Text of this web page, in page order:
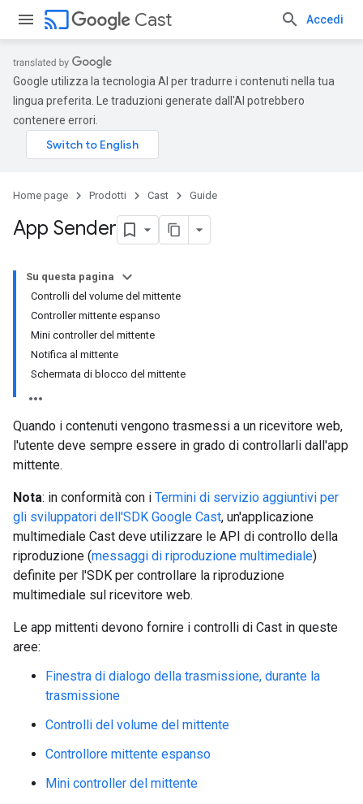
cast Cast Accedi
Google utilizza la tecnologia AI per tradurre i contenuti nella tua
lingua preferita. Le traduzioni generate dall'AI potrebbero
contenere errori.
Home page Prodotti Cast Guide
App Sender
Su questa pagina
Controlli del volume del mittente
Controller mittente espanso
Mini controller del mittente
Notifica al mittente
Schermata di blocco del mittente
Quando i contenuti vengono trasmessi a un ricevitore web,
l'utente deve sempre essere in grado di controllarli dall'app
mittente.
Nota: in conformità con i Termini di servizio aggiuntivi per
gli sviluppatori dell'SDK Google Cast, un'applicazione
multimediale Cast deve utilizzare le API di controllo della
riproduzione (messaggi di riproduzione multimediale)
definite per l'SDK per controllare la riproduzione
multimediale sul ricevitore web.
Le app mittenti devono fornire i controlli di Cast in queste
aree:
Finestra di dialogo della trasmissione, durante la
trasmissione
Controlli del volume del mittente
Controllore mittente espanso
Mini controller del mittente